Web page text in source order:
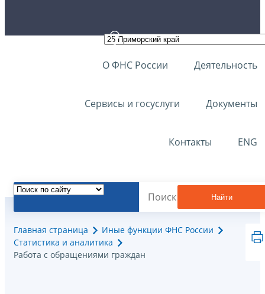
О ФНС России Деятельность
Сервисы и госуслуги Документы
Контакты ENG
Найти
Главная страница
Иные функции ФНС России
Статистика и аналитика
Работа с обращениями граждан